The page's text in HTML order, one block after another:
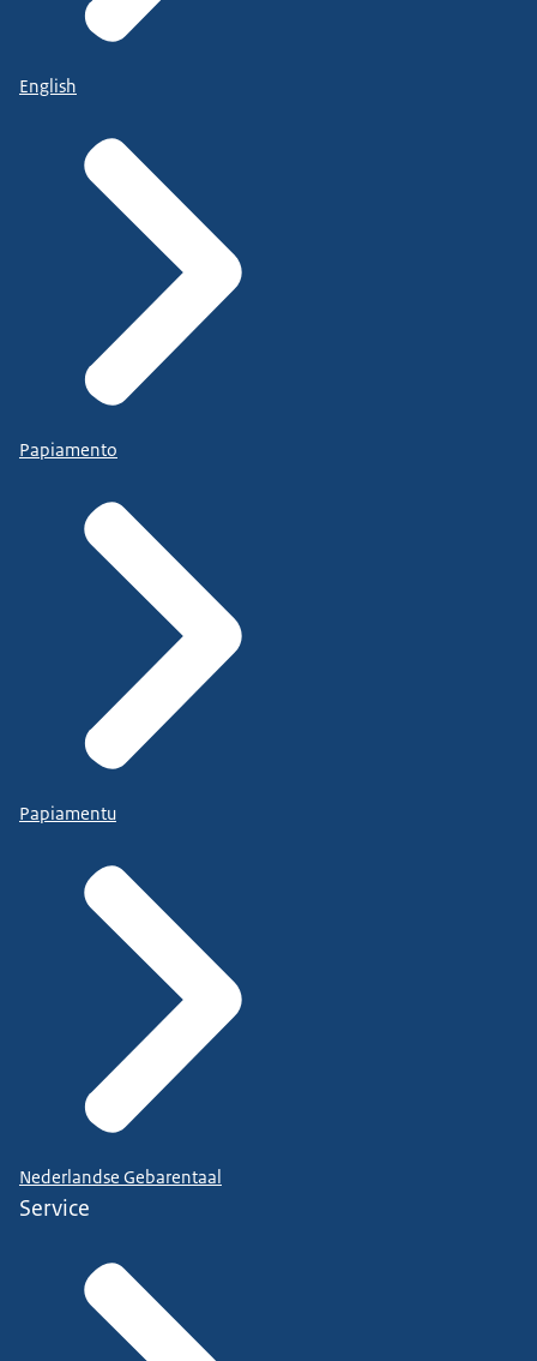
English
Papiamento
Papiamentu
Nederlandse Gebarentaal
Service